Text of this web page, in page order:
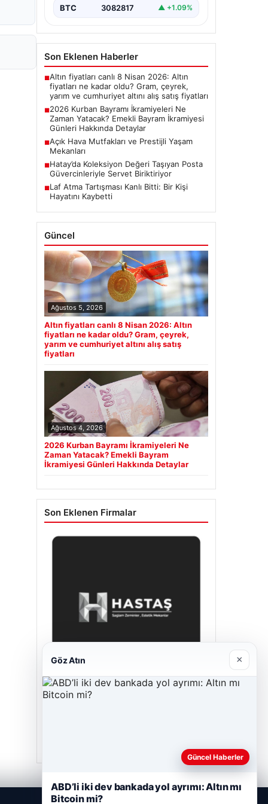
bayram ikramiyelerinin ne…
BTC 3082817 ▲ +1.09%
Son Eklenen Haberler
■Altın fiyatları canlı 8 Nisan 2026: Altın
fiyatları ne kadar oldu? Gram, çeyrek,
yarım ve cumhuriyet altını alış satış fiyatları
■2026 Kurban Bayramı İkramiyeleri Ne
Zaman Yatacak? Emekli Bayram İkramiyesi
Günleri Hakkında Detaylar
■Açık Hava Mutfakları ve Prestijli Yaşam
Mekanları
■Hatay’da Koleksiyon Değeri Taşıyan Posta
Güvercinleriyle Servet Biriktiriyor
■Laf Atma Tartışması Kanlı Bitti: Bir Kişi
Hayatını Kaybetti
Güncel
Ağustos 5, 2026
Altın fiyatları canlı 8 Nisan 2026: Altın
fiyatları ne kadar oldu? Gram, çeyrek,
yarım ve cumhuriyet altını alış satış
fiyatları
Ağustos 4, 2026
2026 Kurban Bayramı İkramiyeleri Ne
Zaman Yatacak? Emekli Bayram
İkramiyesi Günleri Hakkında Detaylar
Son Eklenen Firmalar
Göz Atın ×
Güncel Haberler
ABD’li iki dev bankada yol ayrımı: Altın mı
Bitcoin mi?